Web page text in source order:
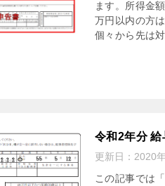
ます。所得金
万円以内の方
個々から先は
令和2年分 給
更新日： 2020
この記事では